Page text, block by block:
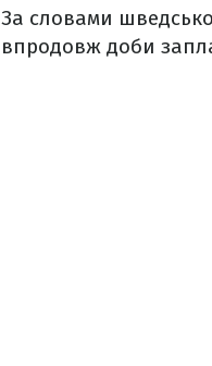
За словами
впродовж доби